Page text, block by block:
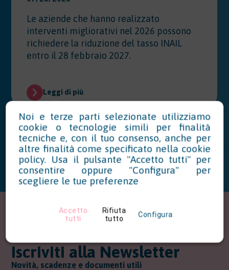
Le aziende che hanno realizzato
interventi migliorativi nel 2026 possono
richiedere la riduzione del tasso INAIL
entro il 28 febbraio 2027.
Leggi di più
Iscriviti alla Newsletter
Novità, scadenze e documenti utili
Noi e terze parti selezionate utilizziamo
cookie o tecnologie simili per finalità
tecniche e, con il tuo consenso, anche per
altre finalità come specificato nella cookie
policy. Usa il pulsante "Accetto tutti" per
consentire oppure "Configura" per
scegliere le tue preferenze
Accetto
tutti
Rifiuta
tutto
Configura